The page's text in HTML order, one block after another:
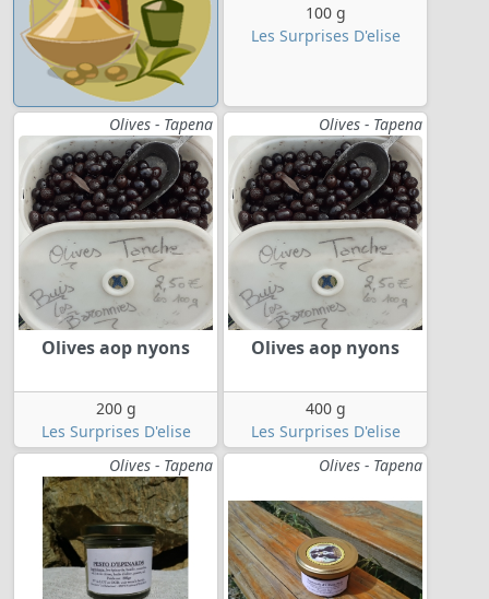
100 g
Les Surprises D'elise
Olives - Tapena
Olives aop nyons
200 g
Les Surprises D'elise
Olives - Tapena
Olives aop nyons
400 g
Les Surprises D'elise
Olives - Tapena
Olives - Tapena